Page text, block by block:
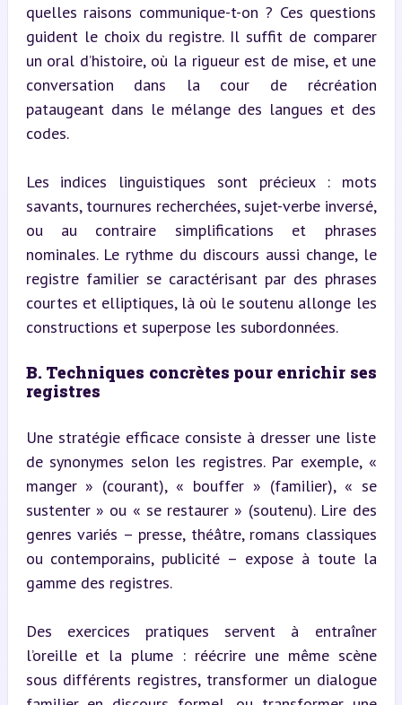
quelles raisons communique-t-on ? Ces questions
guident le choix du registre. Il suffit de comparer
un oral d’histoire, où la rigueur est de mise, et une
conversation dans la cour de récréation
pataugeant dans le mélange des langues et des
codes.
Les indices linguistiques sont précieux : mots
savants, tournures recherchées, sujet-verbe inversé,
ou au contraire simplifications et phrases
nominales. Le rythme du discours aussi change, le
registre familier se caractérisant par des phrases
courtes et elliptiques, là où le soutenu allonge les
constructions et superpose les subordonnées.
B. Techniques concrètes pour enrichir ses
registres
Une stratégie efficace consiste à dresser une liste
de synonymes selon les registres. Par exemple, «
manger » (courant), « bouffer » (familier), « se
sustenter » ou « se restaurer » (soutenu). Lire des
genres variés – presse, théâtre, romans classiques
ou contemporains, publicité – expose à toute la
gamme des registres.
Des exercices pratiques servent à entraîner
l’oreille et la plume : réécrire une même scène
sous différents registres, transformer un dialogue